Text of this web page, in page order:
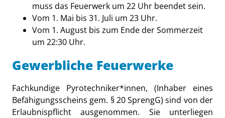
muss das Feuerwerk um 22 Uhr beendet sein.
Vom 1. Mai bis 31. Juli um 23 Uhr.
Vom 1. August bis zum Ende der Sommerzeit
um 22:30 Uhr.
Gewerbliche Feuerwerke
Fachkundige Pyrotechniker*innen, (Inhaber eines
Befähigungsscheins gem. § 20 SprengG) sind von der
Erlaubnispflicht ausgenommen. Sie unterliegen